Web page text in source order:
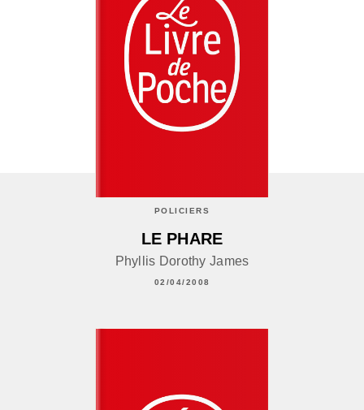
POLICIERS
LE PHARE
Phyllis Dorothy James
02/04/2008